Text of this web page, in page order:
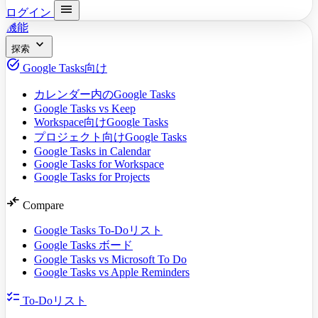
ログイン
menu
機能
探索 expand_more
task_alt Google Tasks向け
カレンダー内のGoogle Tasks
Google Tasks vs Keep
Workspace向けGoogle Tasks
プロジェクト向けGoogle Tasks
Google Tasks in Calendar
Google Tasks for Workspace
Google Tasks for Projects
compare_arrows Compare
Google Tasks To-Doリスト
Google Tasks ボード
Google Tasks vs Microsoft To Do
Google Tasks vs Apple Reminders
checklist To-Doリスト